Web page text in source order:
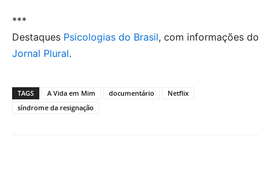
***
Destaques Psicologias do Brasil, com informações do
Jornal Plural.
TAGS A Vida em Mim documentário
Netflix
síndrome da resignação